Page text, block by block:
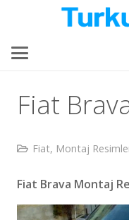
Fiat
Fiat, Montaj
Fiat Brava Montaj